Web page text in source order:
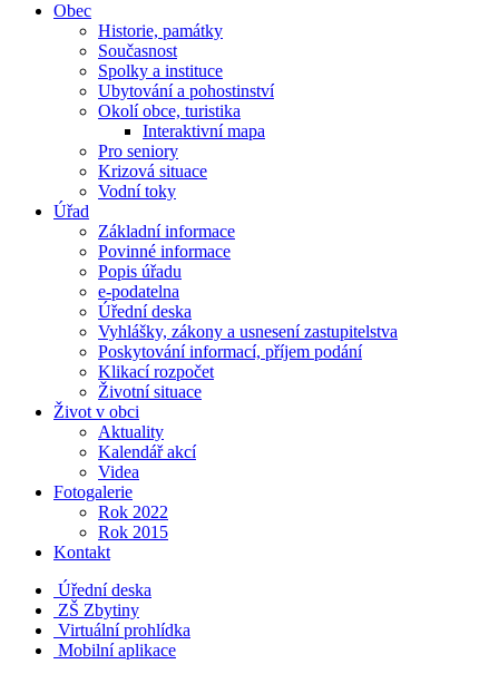
Obec
Historie, památky
Současnost
Spolky a instituce
Ubytování a pohostinství
Okolí obce, turistika
Interaktivní mapa
Pro seniory
Krizová situace
Vodní toky
Úřad
Základní informace
Povinné informace
Popis úřadu
e-podatelna
Úřední deska
Vyhlášky, zákony a usnesení zastupitelstva
Poskytování informací, příjem podání
Klikací rozpočet
Životní situace
Život v obci
Aktuality
Kalendář akcí
Videa
Fotogalerie
Rok 2022
Rok 2015
Kontakt
Úřední deska
ZŠ Zbytiny
Virtuální prohlídka
Mobilní aplikace